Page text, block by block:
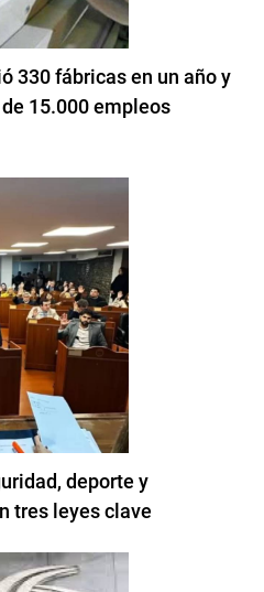
330 fábricas en un año y
15.000 empleos
deporte y
tres leyes clave